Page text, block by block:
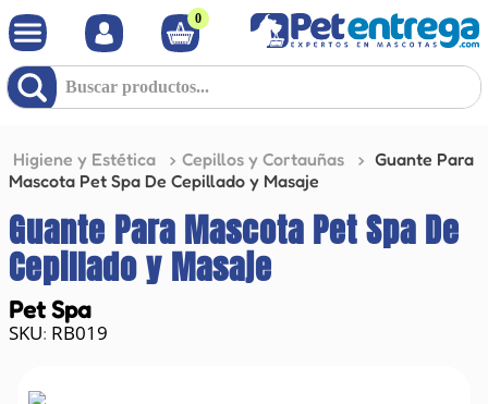
0
Buscar productos...
Higiene y Estética Cepillos y Cortauñas
Guante Para
Mascota Pet Spa De Cepillado y Masaje
Guante Para Mascota Pet Spa De
Cepillado y Masaje
Pet Spa
: RB019